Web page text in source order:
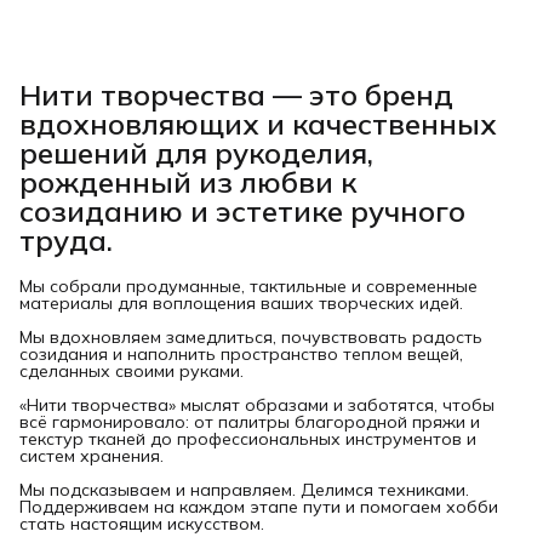
Нити творчества — это бренд
вдохновляющих и качественных
решений для рукоделия,
рожденный из любви к
созиданию и эстетике ручного
труда.
Мы собрали продуманные, тактильные и современные
материалы для воплощения ваших творческих идей.
Мы вдохновляем замедлиться, почувствовать радость
созидания и наполнить пространство теплом вещей,
сделанных своими руками.
«Нити творчества» мыслят образами и заботятся, чтобы
всё гармонировало: от палитры благородной пряжи и
текстур тканей до профессиональных инструментов и
систем хранения.
Мы подсказываем и направляем. Делимся техниками.
Поддерживаем на каждом этапе пути и помогаем хобби
стать настоящим искусством.